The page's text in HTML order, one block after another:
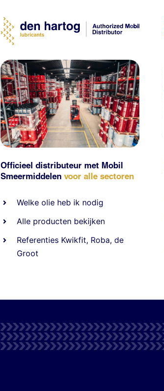
Officieel distributeur met Mobil
Smeermiddelen voor alle sectoren
Welke olie heb ik nodig
Alle producten bekijken
Referenties Kwikfit, Roba, de
Groot